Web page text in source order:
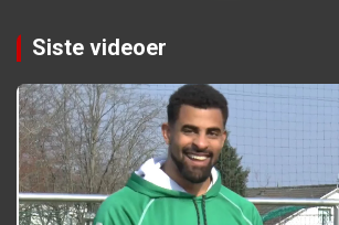
Siste videoer